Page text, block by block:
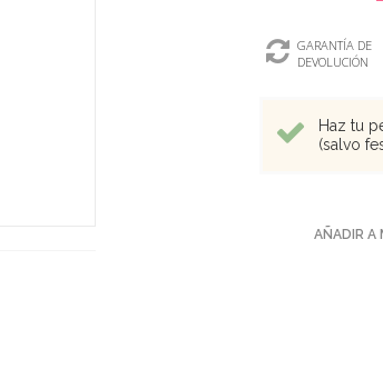
GARANTÍA DE
DEVOLUCIÓN
Haz tu
(salvo
AÑADIR A